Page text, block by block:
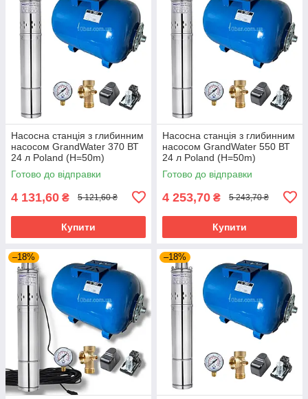
Насосна станція з глибинним
насосом GrandWater 370 ВТ
24 л Poland (H=50m)
Готово до відправки
4 131,60 ₴ 5 121,60 ₴
Купити
Насосна станція з глибинним
насосом GrandWater 550 ВТ
24 л Poland (H=50m)
Готово до відправки
4 253,70 ₴ 5 243,70 ₴
Купити
–18% –18%